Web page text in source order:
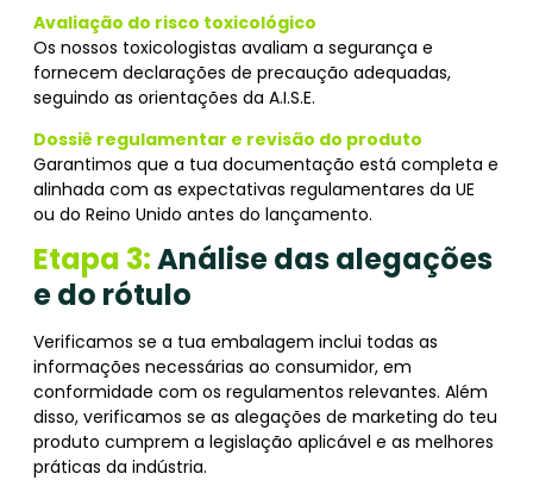
Avaliação do risco toxicológico
Os nossos toxicologistas avaliam a segurança e
fornecem declarações de precaução adequadas,
seguindo as orientações da A.I.S.E.
Dossiê regulamentar e revisão do produto
Garantimos que a tua documentação está completa e
alinhada com as expectativas regulamentares da UE
ou do Reino Unido antes do lançamento.
Etapa 3:Análise das alegações
e do rótulo
Verificamos se a tua embalagem inclui todas as
informações necessárias ao consumidor, em
conformidade com os regulamentos relevantes. Além
disso, verificamos se as alegações de marketing do teu
produto cumprem a legislação aplicável e as melhores
práticas da indústria.